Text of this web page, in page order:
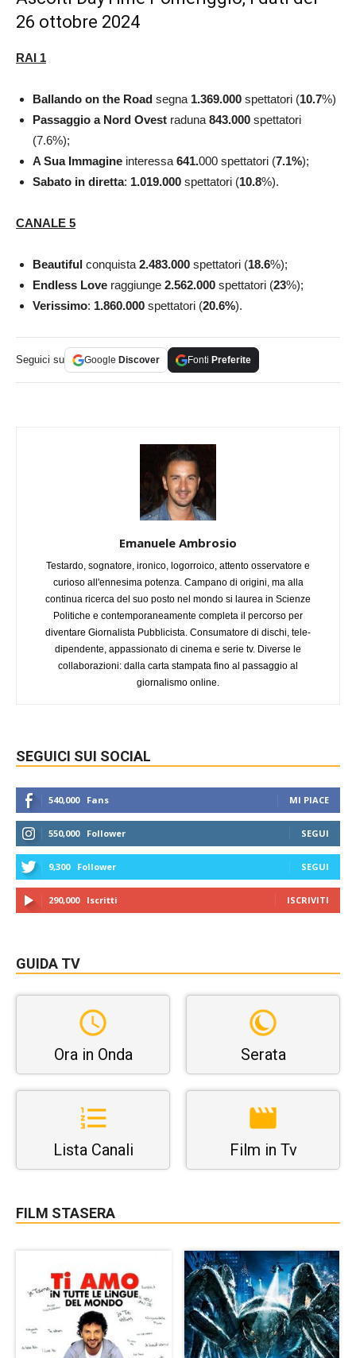
26 ottobre 2024
RAI 1
Ballando on the Road segna 1.369.000 spettatori (10.7%)
Passaggio a Nord Ovest raduna 843.000 spettatori
(7.6%);
A Sua Immagine interessa 641.000 spettatori (7.1%);
Sabato in diretta: 1.019.000 spettatori (10.8%).
CANALE 5
Beautiful conquista 2.483.000 spettatori (18.6%);
Endless Love raggiunge 2.562.000 spettatori (23%);
Verissimo: 1.860.000 spettatori (20.6%).
Seguici su Google Discover Fonti Preferite
Emanuele Ambrosio
Testardo, sognatore, ironico, logorroico, attento osservatore e
curioso all'ennesima potenza. Campano di origini, ma alla
continua ricerca del suo posto nel mondo si laurea in Scienze
Politiche e contemporaneamente completa il percorso per
diventare Giornalista Pubblicista. Consumatore di dischi, tele-
dipendente, appassionato di cinema e serie tv. Diverse le
collaborazioni: dalla carta stampata fino al passaggio al
giornalismo online.
SEGUICI SUI SOCIAL
540,000 Fans MI PIACE
550,000 Follower SEGUI
9,300 Follower SEGUI
290,000 Iscritti ISCRIVITI
GUIDA TV
Ora in Onda Serata
Lista Canali Film in Tv
FILM STASERA